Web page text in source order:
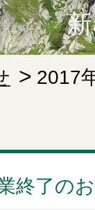
2017
終了の